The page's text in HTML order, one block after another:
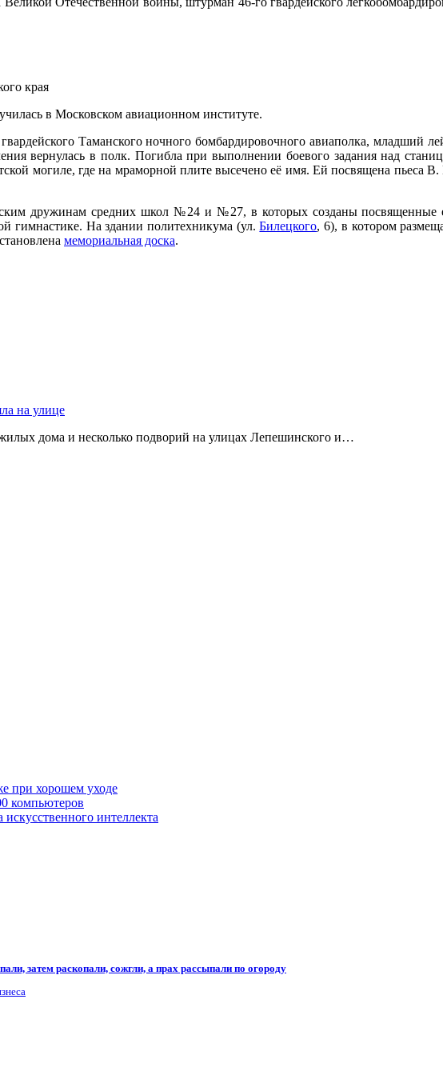
края
в Московском авиационном институте.
Таманского ночного бомбардировочного авиаполка, младший
вернулась в полк. Погибла при выполнении боевого задания над
могиле, где на мраморной плите высечено её имя. Ей посвящена пьеса
дружинам средних школ №24 и №27, в которых созданы посвященные
гимнастике. На здании политехникума (ул.Билецкого, 6), в котором
мемориальная доска.
на улице
дома и несколько подворий на улицах Лепешинского и…
при хорошем уходе
компьютеров
интеллекта
затем раскопали, сожгли, а прах рассыпали по огороду